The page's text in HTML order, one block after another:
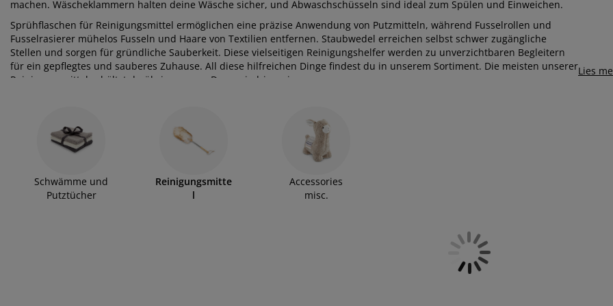
und Zubehör
machen. Wäscheklammern halten deine Wäsche sicher, und Abwaschschüsseln sind ideal zum Spülen und Einweichen.
Sprühflaschen für Reinigungsmittel ermöglichen eine präzise Anwendung von Putzmitteln, während Fusselrollen und
Fusselrasierer mühelos Fusseln und Haare von Textilien entfernen. Staubwedel erreichen selbst schwer zugängliche
Stellen und sorgen für gründliche Sauberkeit. Diese vielseitigen Reinigungshelfer werden zu unverzichtbaren Begleitern
für ein gepflegtes und sauberes Zuhause. All diese hilfreichen Dinge findest du in unserem Sortiment. Die meisten unserer
Reinigungsmittel erhältst du übrigens zum Dauerniedrigpreis.
Lies
Schwämme und
Putztücher
Reinigungsmitte
l
Accessories
misc.